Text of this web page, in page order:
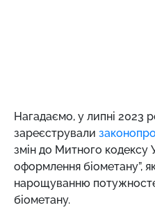
Нагадаємо, у липні 2023
зареєстрували
змін до Митного кодексу
оформлення біометану”,
нарощуванню
біометану.